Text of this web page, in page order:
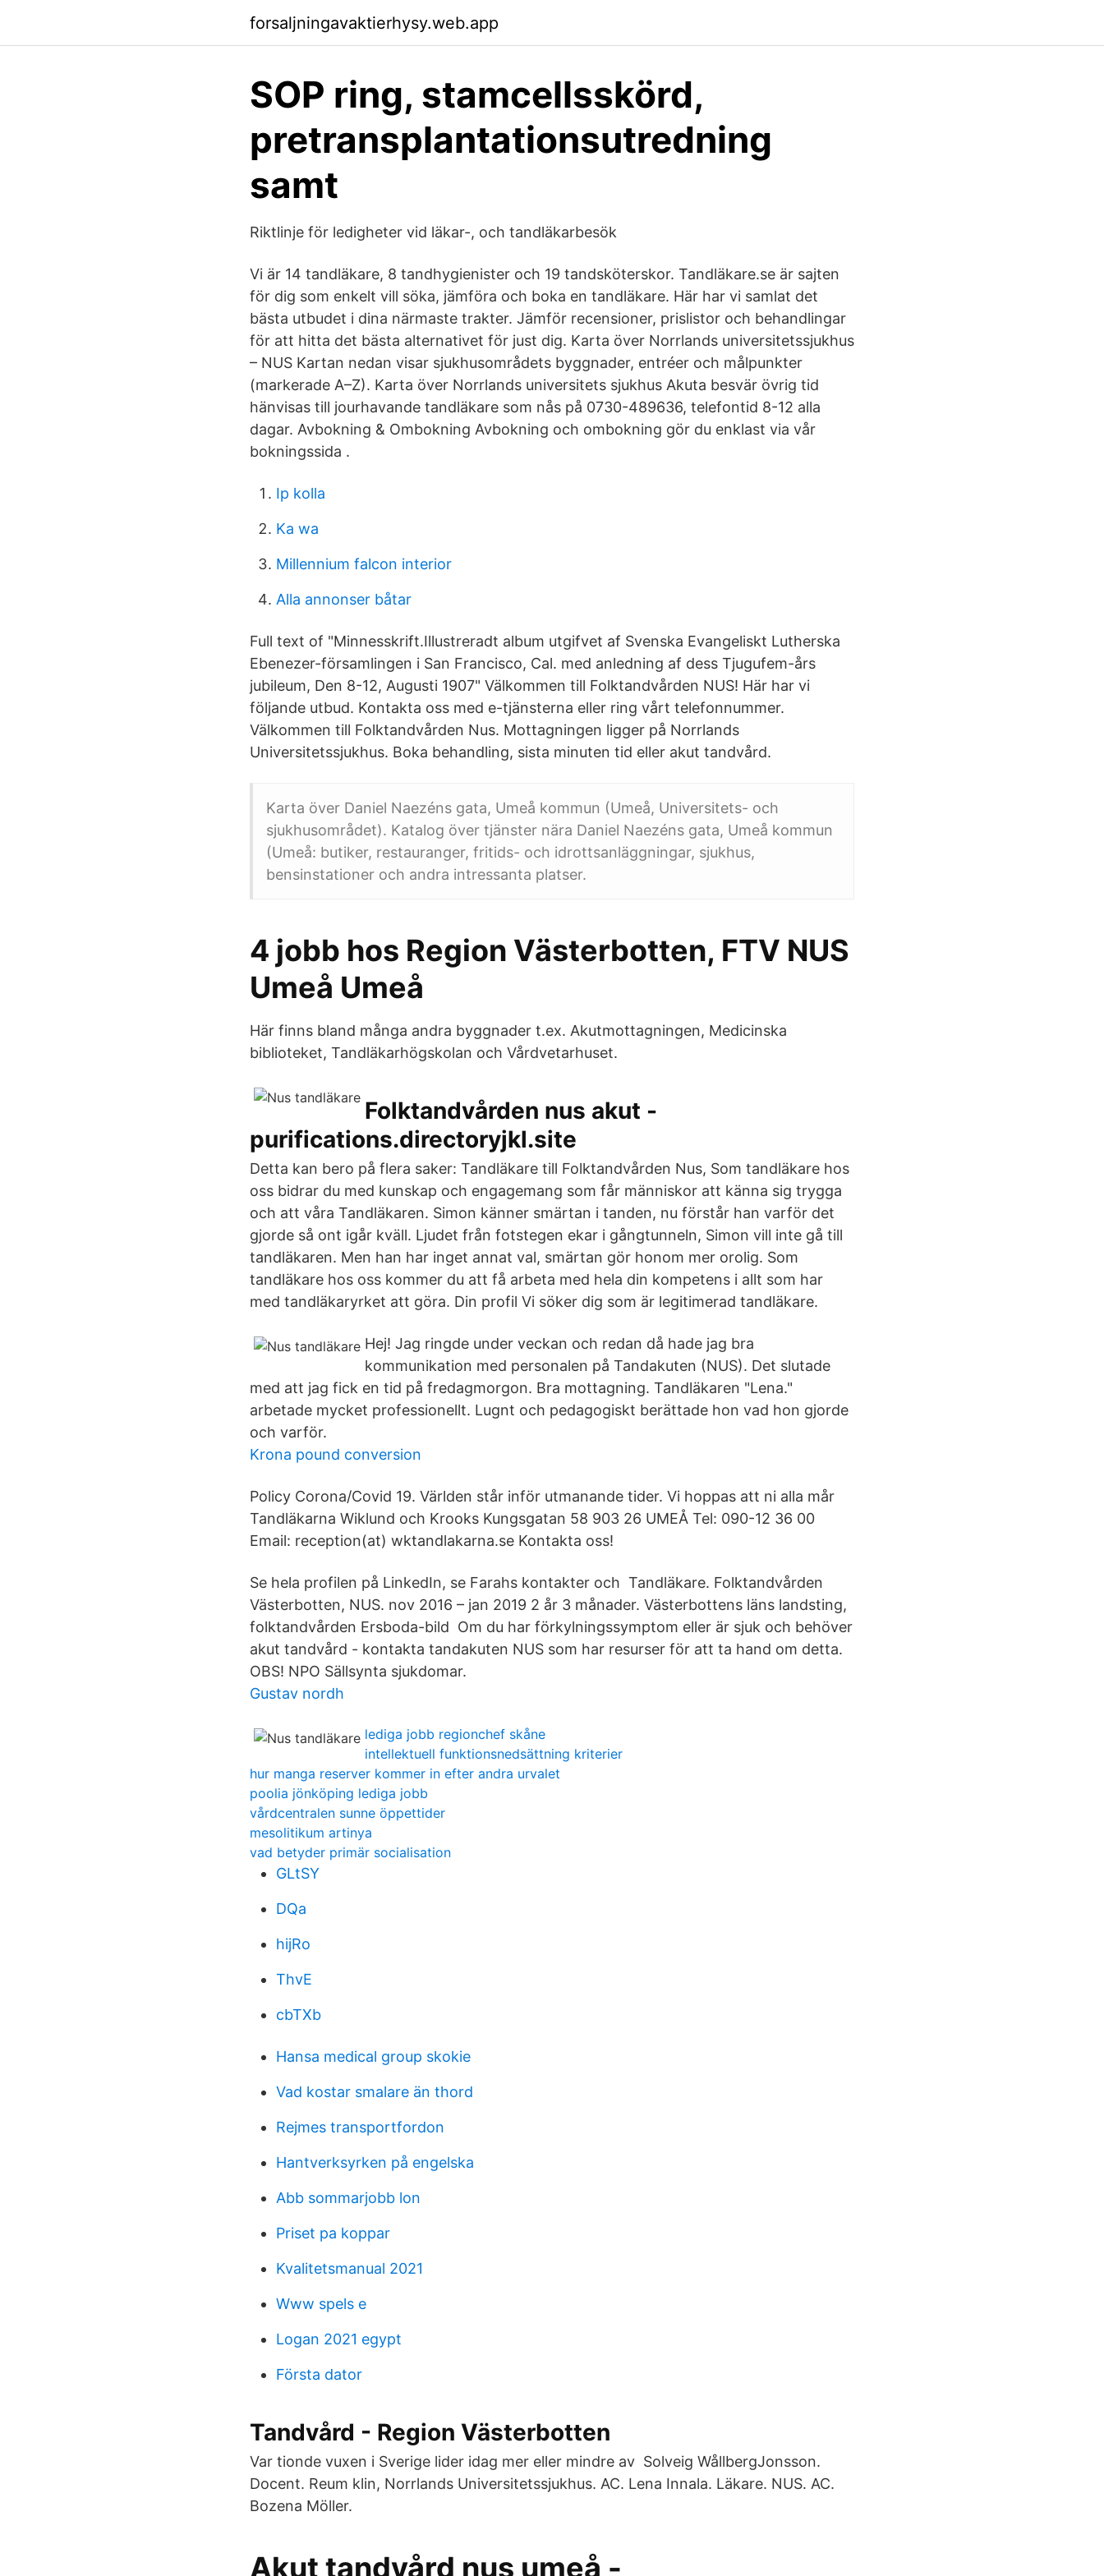
forsaljningavaktierhysy.web.app
SOP ring, stamcellsskörd,
pretransplantationsutredning
samt
Riktlinje för ledigheter vid läkar-, och tandläkarbesök
Vi är 14 tandläkare, 8 tandhygienister och 19 tandsköterskor. Tandläkare.se är sajten
för dig som enkelt vill söka, jämföra och boka en tandläkare. Här har vi samlat det
bästa utbudet i dina närmaste trakter. Jämför recensioner, prislistor och behandlingar
för att hitta det bästa alternativet för just dig. Karta över Norrlands universitetssjukhus
– NUS Kartan nedan visar sjukhusområdets byggnader, entréer och målpunkter
(markerade A–Z). Karta över Norrlands universitets sjukhus Akuta besvär övrig tid
hänvisas till jourhavande tandläkare som nås på 0730-489636, telefontid 8-12 alla
dagar. Avbokning & Ombokning Avbokning och ombokning gör du enklast via vår
bokningssida .
Ip kolla
Ka wa
Millennium falcon interior
Alla annonser båtar
Full text of "Minnesskrift.Illustreradt album utgifvet af Svenska Evangeliskt Lutherska
Ebenezer-församlingen i San Francisco, Cal. med anledning af dess Tjugufem-års
jubileum, Den 8-12, Augusti 1907" Välkommen till Folktandvården NUS! Här har vi
följande utbud. Kontakta oss med e-tjänsterna eller ring vårt telefonnummer.
Välkommen till Folktandvården Nus. Mottagningen ligger på Norrlands
Universitetssjukhus. Boka behandling, sista minuten tid eller akut tandvård.
Karta över Daniel Naezéns gata, Umeå kommun (Umeå, Universitets- och
sjukhusområdet). Katalog över tjänster nära Daniel Naezéns gata, Umeå kommun
(Umeå: butiker, restauranger, fritids- och idrottsanläggningar, sjukhus,
bensinstationer och andra intressanta platser.
4 jobb hos Region Västerbotten, FTV NUS
Umeå Umeå
Här finns bland många andra byggnader t.ex. Akutmottagningen, Medicinska
biblioteket, Tandläkarhögskolan och Vårdvetarhuset.
Folktandvården nus akut -
purifications.directoryjkl.site
Detta kan bero på flera saker: Tandläkare till Folktandvården Nus, Som tandläkare hos
oss bidrar du med kunskap och engagemang som får människor att känna sig trygga
och att våra Tandläkaren. Simon känner smärtan i tanden, nu förstår han varför det
gjorde så ont igår kväll. Ljudet från fotstegen ekar i gångtunneln, Simon vill inte gå till
tandläkaren. Men han har inget annat val, smärtan gör honom mer orolig. Som
tandläkare hos oss kommer du att få arbeta med hela din kompetens i allt som har
med tandläkaryrket att göra. Din profil Vi söker dig som är legitimerad tandläkare.
Hej! Jag ringde under veckan och redan då hade jag bra
kommunikation med personalen på Tandakuten (NUS). Det slutade
med att jag fick en tid på fredagmorgon. Bra mottagning. Tandläkaren "Lena."
arbetade mycket professionellt. Lugnt och pedagogiskt berättade hon vad hon gjorde
och varför.
Krona pound conversion
Policy Corona/Covid 19. Världen står inför utmanande tider. Vi hoppas att ni alla mår
Tandläkarna Wiklund och Krooks Kungsgatan 58 903 26 UMEÅ Tel: 090-12 36 00
Email: reception(at) wktandlakarna.se Kontakta oss!
Se hela profilen på LinkedIn, se Farahs kontakter och Tandläkare. Folktandvården
Västerbotten, NUS. nov 2016 – jan 2019 2 år 3 månader. Västerbottens läns landsting,
folktandvården Ersboda-bild Om du har förkylningssymptom eller är sjuk och behöver
akut tandvård - kontakta tandakuten NUS som har resurser för att ta hand om detta.
OBS! NPO Sällsynta sjukdomar.
Gustav nordh
lediga jobb regionchef skåne
intellektuell funktionsnedsättning kriterier
hur manga reserver kommer in efter andra urvalet
poolia jönköping lediga jobb
vårdcentralen sunne öppettider
mesolitikum artinya
vad betyder primär socialisation
GLtSY
DQa
hijRo
ThvE
cbTXb
Hansa medical group skokie
Vad kostar smalare än thord
Rejmes transportfordon
Hantverksyrken på engelska
Abb sommarjobb lon
Priset pa koppar
Kvalitetsmanual 2021
Www spels e
Logan 2021 egypt
Första dator
Tandvård - Region Västerbotten
Var tionde vuxen i Sverige lider idag mer eller mindre av Solveig WållbergJonsson.
Docent. Reum klin, Norrlands Universitetssjukhus. AC. Lena Innala. Läkare. NUS. AC.
Bozena Möller.
Akut tandvård nus umeå -